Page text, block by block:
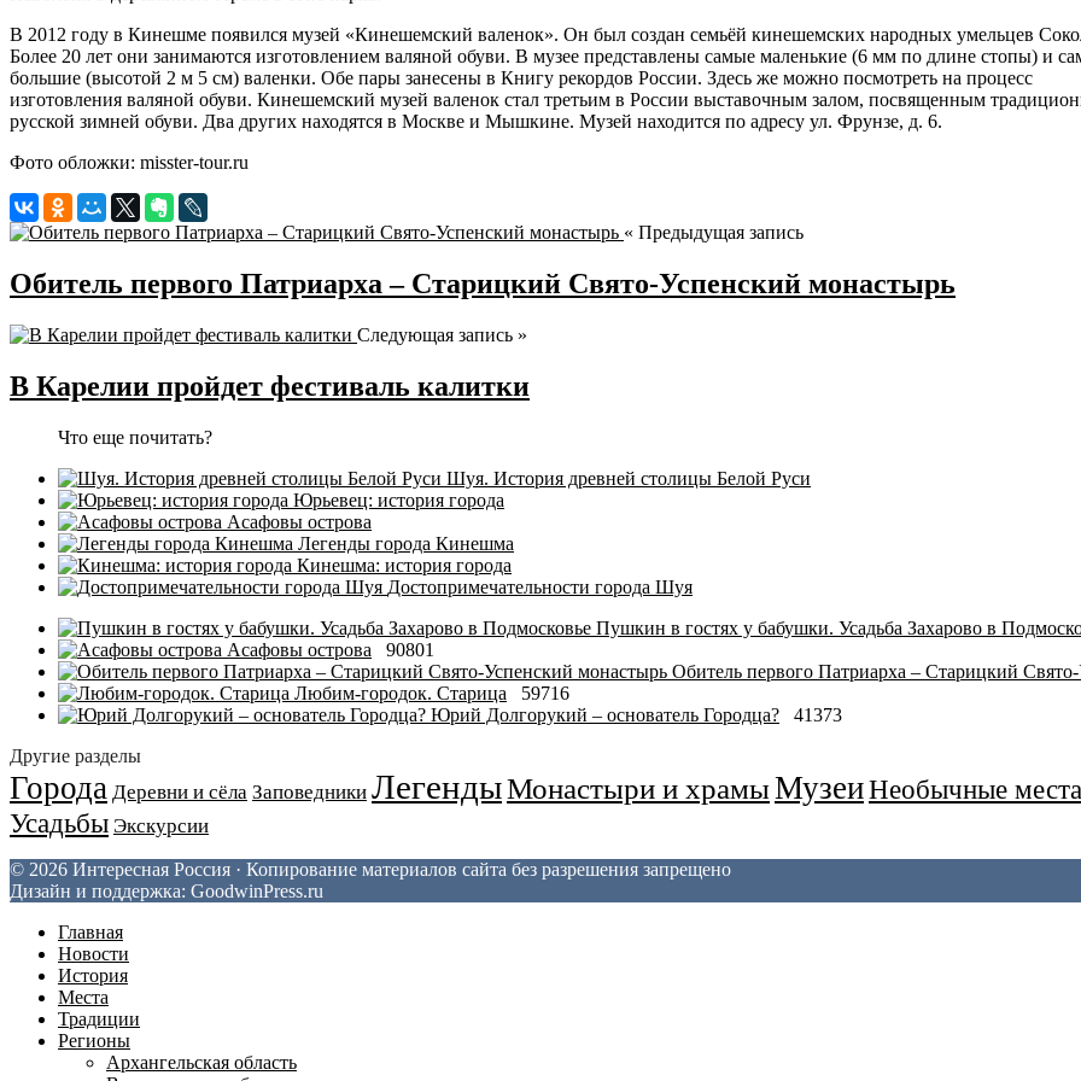
В 2012 году в Кинешме появился музей «Кинешемский валенок». Он был создан семьёй кинешемских народных умельцев
Более 20 лет они занимаются изготовлением валяной обуви. В музее представлены самые маленькие (6 мм по длине стопы) и
большие (высотой 2 м 5 см) валенки. Обе пары занесены в Книгу рекордов России. Здесь же можно посмотреть на процесс
изготовления валяной обуви. Кинешемский музей валенок стал третьим в России выставочным залом, посвященным
русской зимней обуви. Два других находятся в Москве и Мышкине. Музей находится по адресу ул. Фрунзе, д. 6.
Фото обложки: misster-tour.ru
« Предыдущая запись
Обитель первого Патриарха – Старицкий Свято-Успенский монастырь
Следующая запись »
В Карелии пройдет фестиваль калитки
Что еще почитать?
Шуя. История древней столицы Белой Руси
Юрьевец: история города
Асафовы острова
Легенды города Кинешма
Кинешма: история города
Достопримечательности города Шуя
Пушкин в гостях у бабушки. Усадьба Захарово в
Асафовы острова
90801
Обитель первого Патриарха – Старицкий
Любим-городок. Старица
59716
Юрий Долгорукий – основатель Городца?
41373
Другие разделы
Города Деревни и сёла Заповедники ЛегендыМонастыри и храмыМузеиНеобычные места
Усадьбы Экскурсии
© 2026 Интересная Россия · Копирование материалов сайта без разрешения запрещено
Дизайн и поддержка: GoodwinPress.ru
Главная
Новости
История
Места
Традиции
Регионы
Архангельская область